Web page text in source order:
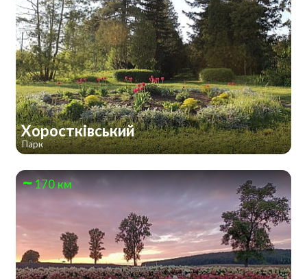
Хоростківський
Парк
170 км